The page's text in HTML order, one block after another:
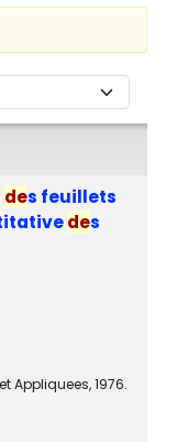
des feuillets
des
Appliquees, 1976.